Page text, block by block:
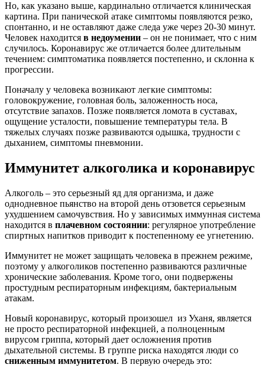
Но, как указано выше, кардинально отличается клиническая
картина. При панической атаке симптомы появляются резко,
спонтанно, и не оставляют даже следа уже через 20-30 минут.
Человек находится в недоумении – он не понимает, что с ним
случилось. Коронавирус же отличается более длительным
течением: симптоматика появляется постепенно, и склонна к
прогрессии.
Поначалу у человека возникают легкие симптомы:
головокружение, головная боль, заложенность носа,
отсутствие запахов. Позже появляется ломота в суставах,
ощущение усталости, повышение температуры тела. В
тяжелых случаях позже развиваются одышка, трудности с
дыханием, симптомы пневмонии.
Иммунитет алкоголика и коронавирус
Алкоголь – это серьезный яд для организма, и даже
однодневное пьянство на второй день отзовется серьезным
ухудшением самочувствия. Но у зависимых иммунная система
находится в плачевном состоянии: регулярное употребление
спиртных напитков приводит к постепенному ее угнетению.
Иммунитет не может защищать человека в прежнем режиме,
поэтому у алкоголиков постепенно развиваются различные
хронические заболевания. Кроме того, они подвержены
простудным респираторным инфекциям, бактериальным
атакам.
Новый коронавирус, который произошел из Уханя, является
не просто респираторной инфекцией, а полноценным
вирусом гриппа, который дает осложнения против
дыхательной системы. В группе риска находятся люди со
сниженным иммунитетом. В первую очередь это: